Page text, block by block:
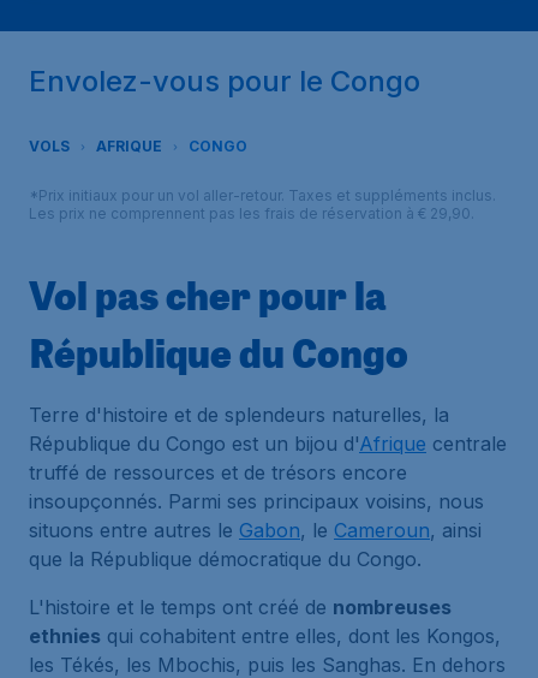
Envolez-vous pour le Congo
VOLS AFRIQUE CONGO
*Prix initiaux pour un vol aller-retour. Taxes et suppléments inclus.
Les prix ne comprennent pas les frais de réservation à € 29,90.
Vol pas cher pour la
République du Congo
Terre d'histoire et de splendeurs naturelles, la
République du Congo est un bijou d'Afrique centrale
truffé de ressources et de trésors encore
insoupçonnés. Parmi ses principaux voisins, nous
situons entre autres le Gabon, le Cameroun, ainsi
que la République démocratique du Congo.
L'histoire et le temps ont créé de nombreuses
ethnies qui cohabitent entre elles, dont les Kongos,
les Tékés, les Mbochis, puis les Sanghas. En dehors